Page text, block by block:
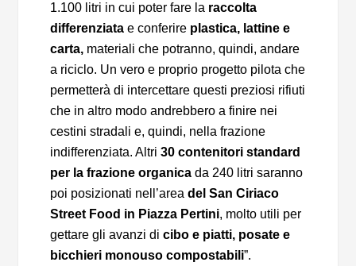
1.100 litri in cui poter fare la raccolta
differenziata e conferire plastica, lattine e
carta, materiali che potranno, quindi, andare
a riciclo. Un vero e proprio progetto pilota che
permetterà di intercettare questi preziosi rifiuti
che in altro modo andrebbero a finire nei
cestini stradali e, quindi, nella frazione
indifferenziata. Altri30 contenitori standard
per la frazione organica da 240 litri saranno
poi posizionati nell’areadel San Ciriaco
Street Food in Piazza Pertini, molto utili per
gettare gli avanzi dicibo e piatti, posate e
bicchieri monouso compostabili”.